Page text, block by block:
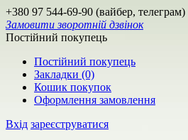
+380 97 544-69-90 (вайбер, телеграм)
Замовити зворотній дзвінок
Постійний покупець
Постійний покупець
Закладки (0)
Кошик покупок
Оформлення замовлення
Вхід зареєструватися